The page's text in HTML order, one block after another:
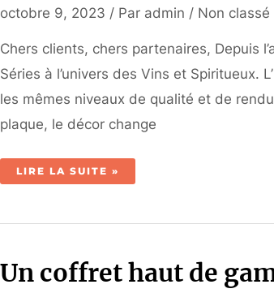
octobre 9, 2023 / Par admin / Non classé
Chers clients, chers partenaires, Depuis
Séries à l’univers des Vins et Spiritueux.
les mêmes niveaux de qualité et de
plaque, le décor change
L’INNOVATION
LIRE LA SUITE »
Un coffret haut de